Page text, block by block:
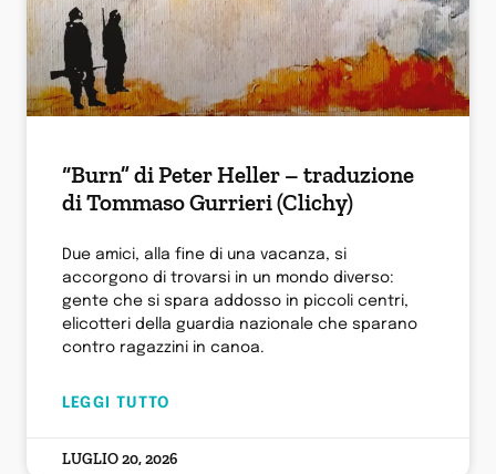
“Burn” di Peter Heller – traduzione
di Tommaso Gurrieri (Clichy)
Due amici, alla fine di una vacanza, si
accorgono di trovarsi in un mondo diverso:
gente che si spara addosso in piccoli centri,
elicotteri della guardia nazionale che sparano
contro ragazzini in canoa.
LEGGI TUTTO
LUGLIO 20, 2026